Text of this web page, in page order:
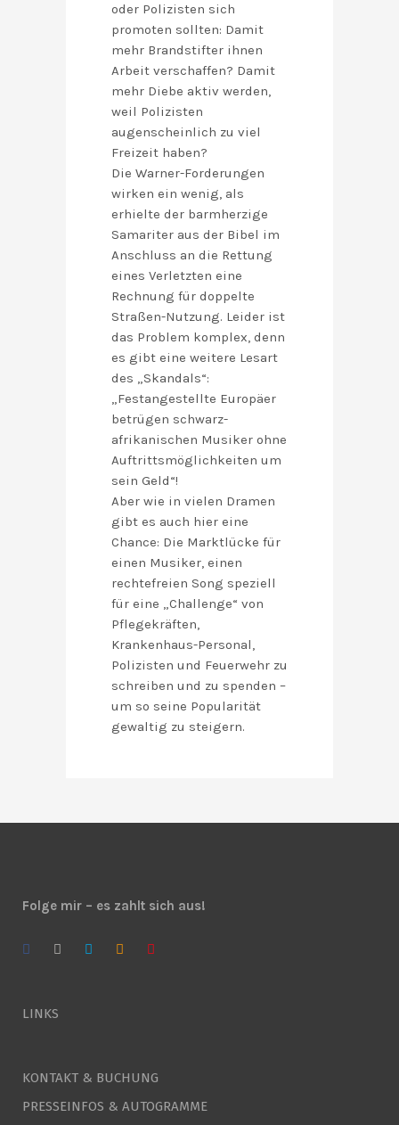
oder Polizisten sich
promoten sollten: Damit
mehr Brandstifter ihnen
Arbeit verschaffen? Damit
mehr Diebe aktiv werden,
weil Polizisten
augenscheinlich zu viel
Freizeit haben?
Die Warner-Forderungen
wirken ein wenig, als
erhielte der barmherzige
Samariter aus der Bibel im
Anschluss an die Rettung
eines Verletzten eine
Rechnung für doppelte
Straßen-Nutzung. Leider ist
das Problem komplex, denn
es gibt eine weitere Lesart
des „Skandals“:
„Festangestellte Europäer
betrügen schwarz-
afrikanischen Musiker ohne
Auftrittsmöglichkeiten um
sein Geld“!
Aber wie in vielen Dramen
gibt es auch hier eine
Chance: Die Marktlücke für
einen Musiker, einen
rechtefreien Song speziell
für eine „Challenge“ von
Pflegekräften,
Krankenhaus-Personal,
Polizisten und Feuerwehr zu
schreiben und zu spenden –
um so seine Popularität
gewaltig zu steigern.
Folge mir – es zahlt sich aus!
LINKS
KONTAKT & BUCHUNG
PRESSEINFOS & AUTOGRAMME